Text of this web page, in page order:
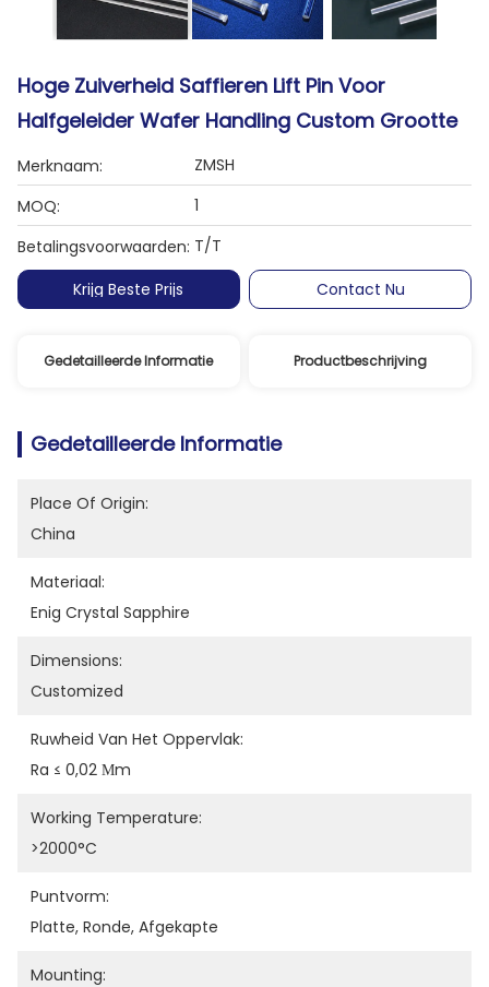
Hoge Zuiverheid Saffieren Lift Pin Voor
Halfgeleider Wafer Handling Custom Grootte
Merknaam:
ZMSH
MOQ:
1
Betalingsvoorwaarden: T/T
Krijg Beste Prijs
Contact Nu
Gedetailleerde Informatie Productbeschrijving
Gedetailleerde Informatie
Place Of Origin:
China
Materiaal:
Enig Crystal Sapphire
Dimensions:
Customized
Ruwheid Van Het Oppervlak:
Ra ≤ 0,02 Μm
Working Temperature:
>2000°C
Puntvorm:
Platte, Ronde, Afgekapte
Mounting: